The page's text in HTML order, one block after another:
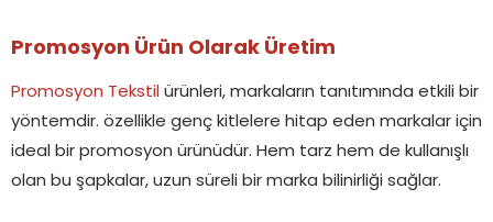
Promosyon Ürün Olarak Üretim
Promosyon Tekstilürünleri, markaların tanıtımında etkili bir
yöntemdir. özellikle genç kitlelere hitap eden markalar için
ideal bir promosyon ürünüdür. Hem tarz hem de kullanışlı
olan bu şapkalar, uzun süreli bir marka bilinirliği sağlar.